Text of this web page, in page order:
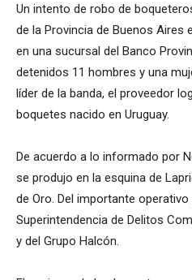
Un intento de robo de
de la Provincia de Buenos Aires
en una sucursal del Banco
detenidos 11 hombres y una
líder de la banda, el proveedor
boquetes nacido en Uruguay.
De acuerdo a lo informado por
se produjo en la esquina de
de Oro. Del importante
Superintendencia de Delitos
y del Grupo Halcón.